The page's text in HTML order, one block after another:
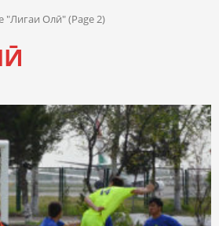
"Лигаи Олӣ" (Page 2)